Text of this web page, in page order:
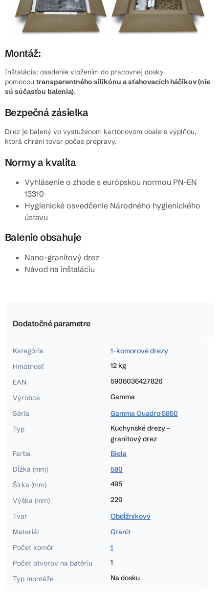
Montáž:
Inštalácia: osadenie vložením do pracovnej dosky
pomocou transparentného silikónu a sťahovacích háčikov (nie
sú súčasťou balenia).
Bezpečná zásielka
Drez je balený vo vystuženom kartónovom obale s výplňou,
ktorá chráni tovar počas prepravy.
Normy a kvalita
Vyhlásenie o zhode s európskou normou PN-EN
13310
Hygienické osvedčenie Národného hygienického
ústavu
Balenie obsahuje
Nano-granitový drez
Návod na inštaláciu
Dodatočné parametre
Kategória
1-komorové drezy
Hmotnosť
12 kg
EAN
5906036427826
Výrobca
Gamma
Séria
Gamma Quadro 5850
Typ
Kuchynské drezy -
granitový drez
Farba
Biela
Dĺžka (mm)
580
Šírka (mm)
495
Výška (mm)
220
Tvar
Obdĺžnikový
Materiál
Granit
Počet komôr
1
Počet otvorov na batériu
1
Typ montáže
Na dosku